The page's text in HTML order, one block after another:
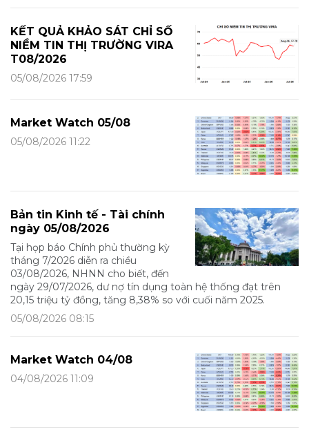
KẾT QUẢ KHẢO SÁT CHỈ SỐ
NIỀM TIN THỊ TRƯỜNG VIRA
T08/2026
05/08/2026 17:59
Market Watch 05/08
05/08/2026 11:22
Bản tin Kinh tế - Tài chính
ngày 05/08/2026
Tại họp báo Chính phủ thường kỳ
tháng 7/2026 diễn ra chiều
03/08/2026, NHNN cho biết, đến
ngày 29/07/2026, dư nợ tín dụng toàn hệ thống đạt trên
20,15 triệu tỷ đồng, tăng 8,38% so với cuối năm 2025.
05/08/2026 08:15
Market Watch 04/08
04/08/2026 11:09